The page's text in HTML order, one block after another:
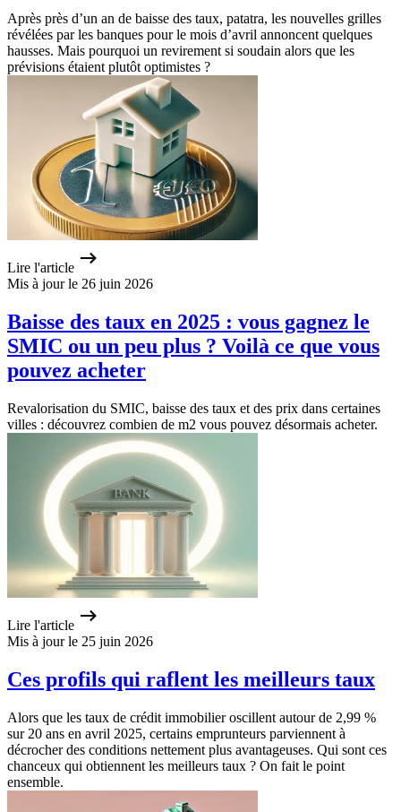
Après près d’un an de baisse des taux, patatra, les nouvelles grilles
révélées par les banques pour le mois d’avril annoncent quelques
hausses. Mais pourquoi un revirement si soudain alors que les
prévisions étaient plutôt optimistes ?
Lire l'article
Mis à jour le 26 juin 2026
Baisse des taux en 2025 : vous gagnez le
SMIC ou un peu plus ? Voilà ce que vous
pouvez acheter
Revalorisation du SMIC, baisse des taux et des prix dans certaines
villes : découvrez combien de m2 vous pouvez désormais acheter.
Lire l'article
Mis à jour le 25 juin 2026
Ces profils qui raflent les meilleurs taux
Alors que les taux de crédit immobilier oscillent autour de 2,99 %
sur 20 ans en avril 2025, certains emprunteurs parviennent à
décrocher des conditions nettement plus avantageuses. Qui sont ces
chanceux qui obtiennent les meilleurs taux ? On fait le point
ensemble.